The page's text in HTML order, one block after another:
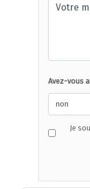
Avez-vous
Je